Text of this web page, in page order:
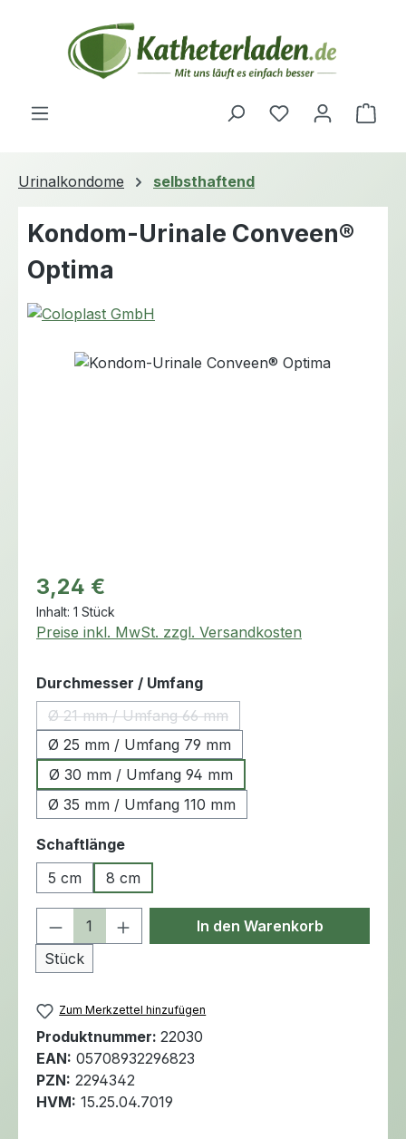
Zum Hauptinhalt springen
Du hast 0
Urinalkondome selbsthaftend
Kondom-Urinale Conveen®
Optima
Bildergalerie überspringen
Regulärer Preis:
3,24 €
Inhalt: 1 Stück
Preise inkl. MwSt. zzgl. Versandkosten
Durchmesser / Umfangauswählen
Ø 21 mm / Umfang 66 mm
(Diese Option ist zurzeit nicht verfügbar.)
Ø 25 mm / Umfang 79 mm
Ø 30 mm / Umfang 94 mm
Ø 35 mm / Umfang 110 mm
Schaftlängeauswählen
5 cm
8 cm
Produkt Anzahl: Gib den
Stück
In den Warenkorb
Zum Merkzettel hinzufügen
Produktnummer: 22030
EAN: 05708932296823
PZN: 2294342
HVM: 15.25.04.7019